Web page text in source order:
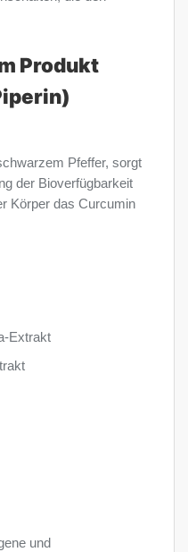
Produkt
Pfeffer, sorgt
der Bioverfügbarkeit
Körper das Curcumin
Extrakt
und